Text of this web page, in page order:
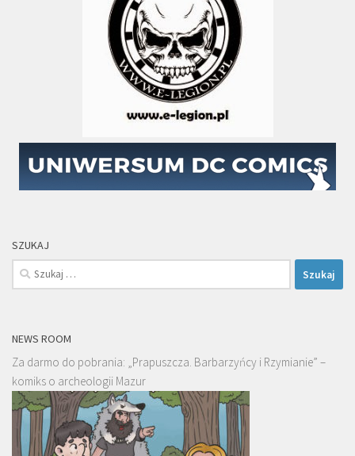
SZUKAJ
Szukaj:
NEWS ROOM
Za darmo do pobrania: „Prapuszcza. Barbarzyńcy i Rzymianie” –
komiks o archeologii Mazur